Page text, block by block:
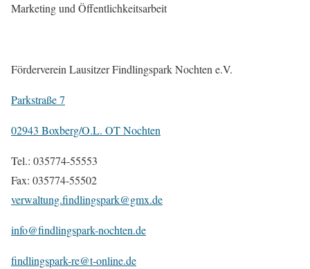
Marketing und Öffentlichkeitsarbeit
Förderverein Lausitzer Findlingspark Nochten e.V.
Parkstraße 7
02943 Boxberg/O.L. OT Nochten
Tel.: 035774-55553
Fax: 035774-55502
verwaltung.findlingspark@gmx.de
info@findlingspark-nochten.de
findlingspark-re@t-online.de